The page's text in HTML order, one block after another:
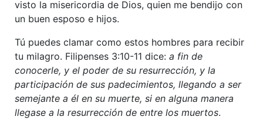
visto la misericordia de Dios, quien me bendijo con
un buen esposo e hijos.
Tú puedes clamar como estos hombres para recibir
tu milagro. Filipenses 3:10-11 dice: a fin de
conocerle, y el poder de su resurrección, y la
participación de sus padecimientos, llegando a ser
semejante a él en su muerte, si en alguna manera
llegase a la resurrección de entre los muertos.